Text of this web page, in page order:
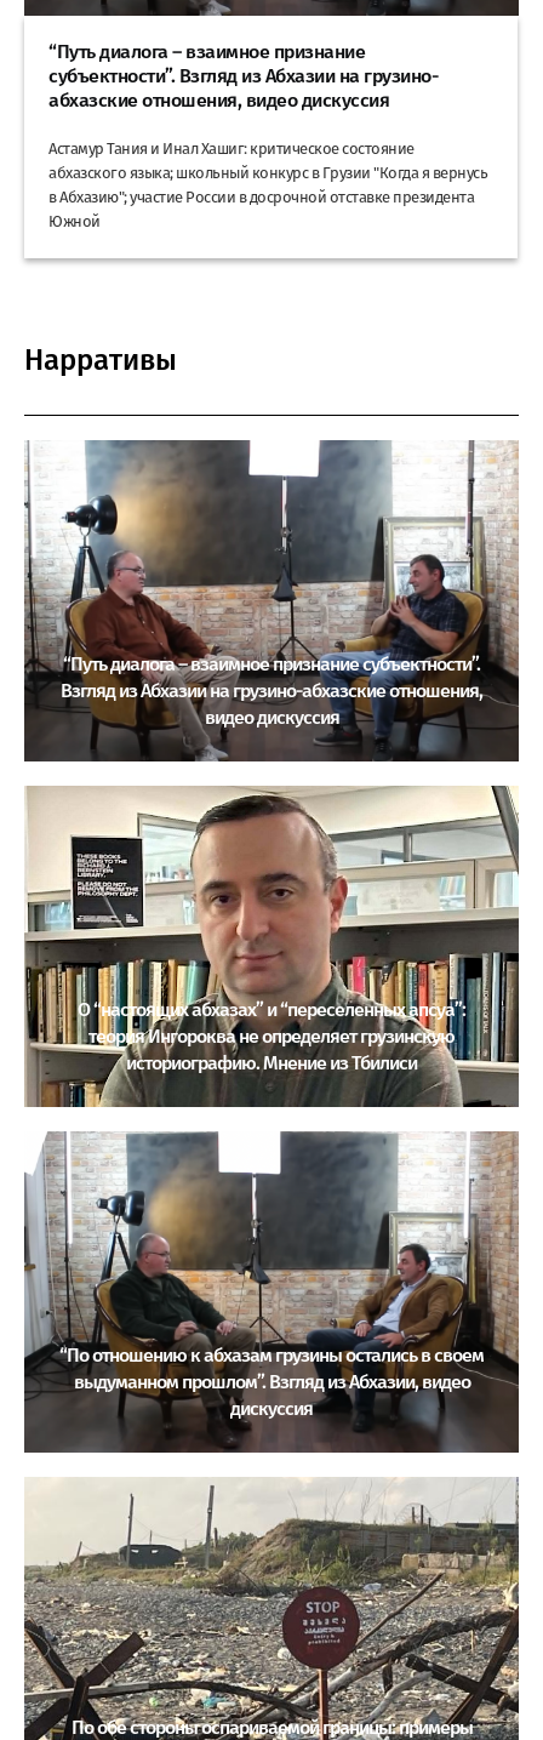
“Путь диалога – взаимное признание
субъектности”. Взгляд из Абхазии на грузино-
абхазские отношения, видео дискуссия
Астамур Тания и Инал Хашиг: критическое состояние
абхазского языка; школьный конкурс в Грузии "Когда я вернусь
в Абхазию"; участие России в досрочной отставке президента
Южной
Нарративы
“Путь диалога – взаимное признание субъектности”.
Взгляд из Абхазии на грузино-абхазские отношения,
видео дискуссия
О “настоящих абхазах” и “переселенных апсуа”:
теория Ингороква не определяет грузинскую
историографию. Мнение из Тбилиси
“По отношению к абхазам грузины остались в своем
выдуманном прошлом”. Взгляд из Абхазии, видео
дискуссия
По обе стороны оспариваемой границы: примеры